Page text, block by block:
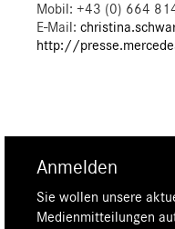
Mobil: +43 (0) 664
E-Mail:
http://
Anmelden
Sie wollen unsere
Medienmitteilungen